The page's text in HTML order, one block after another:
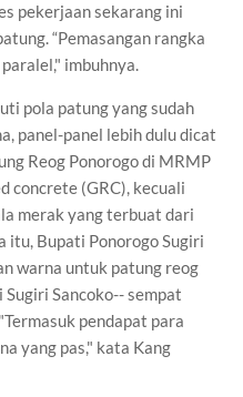
pekerjaan sekarang ini
“Pemasangan rangka
imbuhnya.
pola patung yang sudah
panel-panel lebih dulu dicat
Reog Ponorogo di MRMP
concrete (GRC), kecuali
merak yang terbuat dari
itu, Bupati Ponorogo Sugiri
warna untuk patung reog
Sancoko-- sempat
pendapat para
yang pas," kata Kang